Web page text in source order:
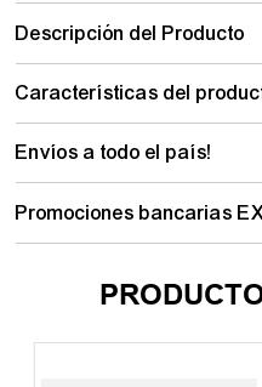
Descripción del Producto
Características del
Envíos a todo el país!
Promociones bancarias